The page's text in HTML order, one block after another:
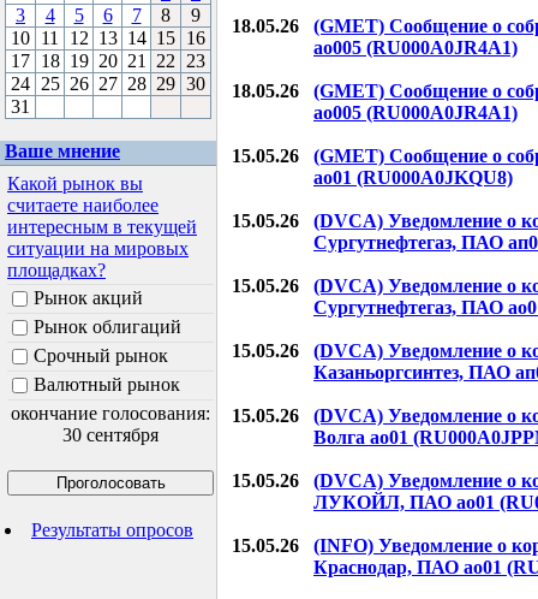
3
4 5 6 7 8
9
10 11 12 13 14 15 16
17 18 19 20 21 22
23
24 25 26 27 28 29 30
31
Ваше мнение
Какой рынок вы
считаете наиболее
интересным в текущей
ситуации на мировых
площадках?
Рынок акций
Рынок облигаций
Срочный рынок
Валютный рынок
окончание голосования:
30 сентября
Результаты опросов
18.05.26
(GMET) Сообщение о
ао005 (RU000A0JR4A1)
18.05.26
(GMET) Сообщение о
ао005 (RU000A0JR4A1)
15.05.26
(GMET) Сообщение о
ао01 (RU000A0JKQU8)
15.05.26
(DVCA) Уведомление о
Сургутнефтегаз, ПАО
15.05.26
(DVCA) Уведомление о
Сургутнефтегаз, ПАО
15.05.26
(DVCA) Уведомление о
Казаньоргсинтез, ПАО
15.05.26
(DVCA) Уведомление о
Волга ао01
15.05.26
(DVCA) Уведомление о
ЛУКОЙЛ, ПАО ао01
15.05.26
(INFO) Уведомление о
Краснодар, ПАО ао01